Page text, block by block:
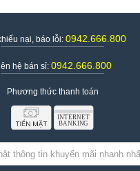
nại, báo lỗi: 0942.666.800
hệ bán sỉ: 0942.666.800
Phương thức thanh toán